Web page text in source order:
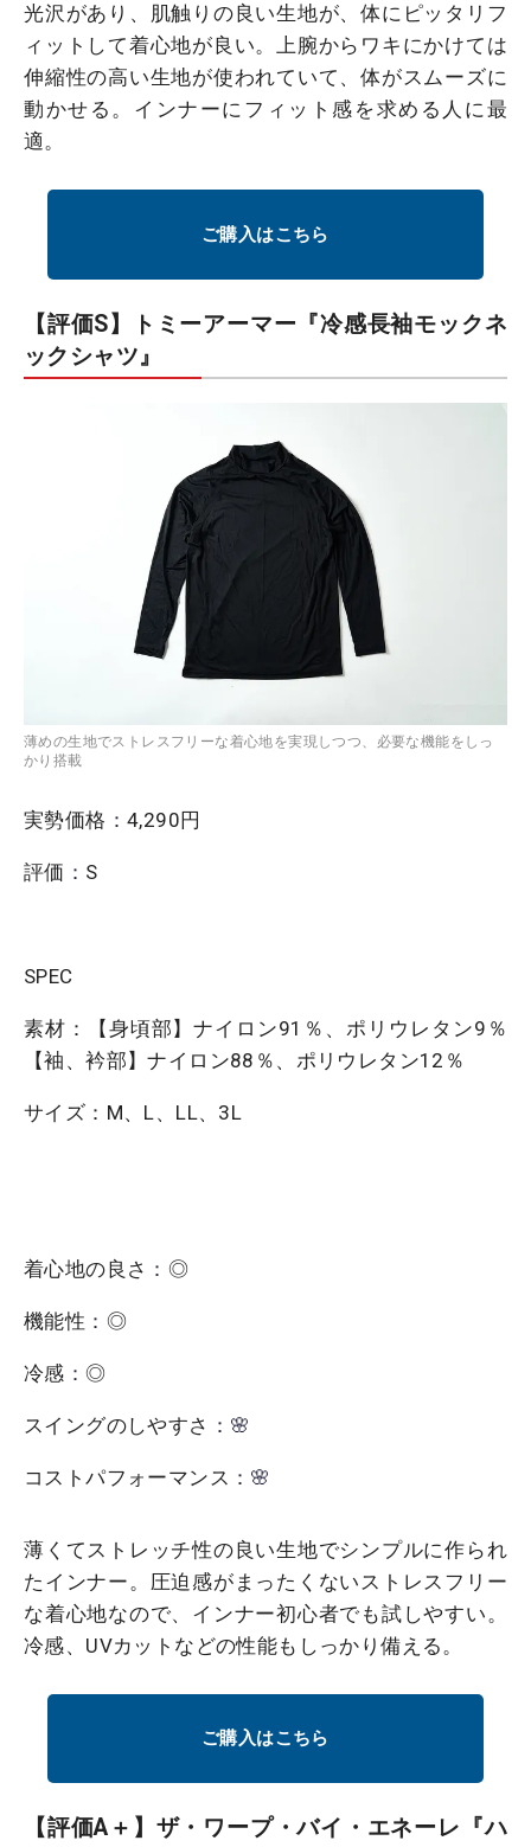
光沢があり、肌触りの良い生地が、体にピッタリフ
ィットして着心地が良い。上腕からワキにかけては
伸縮性の高い生地が使われていて、体がスムーズに
動かせる。インナーにフィット感を求める人に最
適。
ご購入はこちら
【評価S】トミーアーマー『冷感長袖モックネ
ックシャツ』
薄めの生地でストレスフリーな着心地を実現しつつ、必要な機能をしっ
かり搭載
実勢価格 ：4,290円
評価 ： S
SPEC
素材：【身頃部】ナイロン91％、ポリウレタン9％
【袖、衿部】ナイロン88％、ポリウレタン12％
サイズ：M、L、LL、3L
着心地の良さ ： ◎
機能性 ： ◎
冷感 ：◎
スイングのしやすさ ：🌸
コストパフォーマンス ：🌸
薄くてストレッチ性の良い生地でシンプルに作られ
たインナー。圧迫感がまったくないストレスフリー
な着心地なので、インナー初心者でも試しやすい。
冷感、UVカットなどの性能もしっかり備える。
ご購入はこちら
【評価A＋】ザ・ワープ・バイ・エネーレ『ハ